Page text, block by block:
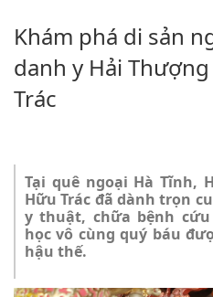
Khám phá di sản
danh y Hải
Trác
Tại quê ngoại Hà Tĩnh,
Hữu Trác đã dành trọn
y thuật, chữa bệnh
học vô cùng quý báu
hậu thế.